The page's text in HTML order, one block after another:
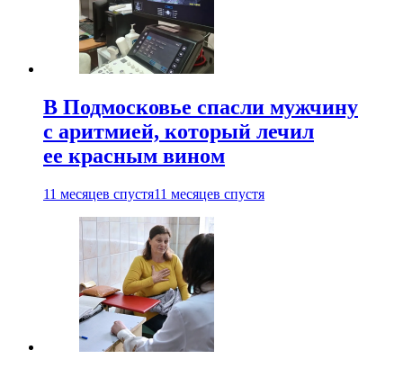
В Подмосковье спасли мужчину
с аритмией, который лечил
ее красным вином
11 месяцев спустя11 месяцев спустя